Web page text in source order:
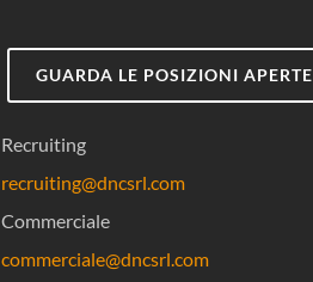
GUARDA LE POSIZIONI APERTE
Recruiting
recruiting@dncsrl.com
Commerciale
commerciale@dncsrl.com